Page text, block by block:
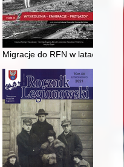
ziemiańskie w Wielkim
Migracje do RFN w latach